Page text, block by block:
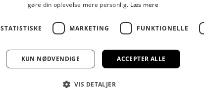
gøre din oplevelse mere personlig. Læs mere
STATISTISKE MARKETING FUNKTIONELLE
ACCEPTER ALLE
KUN NØDVENDIGE
VIS DETALJER